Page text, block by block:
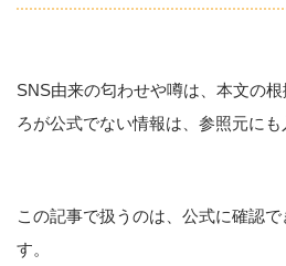
SNS由来の匂わせや噂は、本文の
ろが公式でない情報は、参照元にも
この記事で扱うのは、公式に確認
す。